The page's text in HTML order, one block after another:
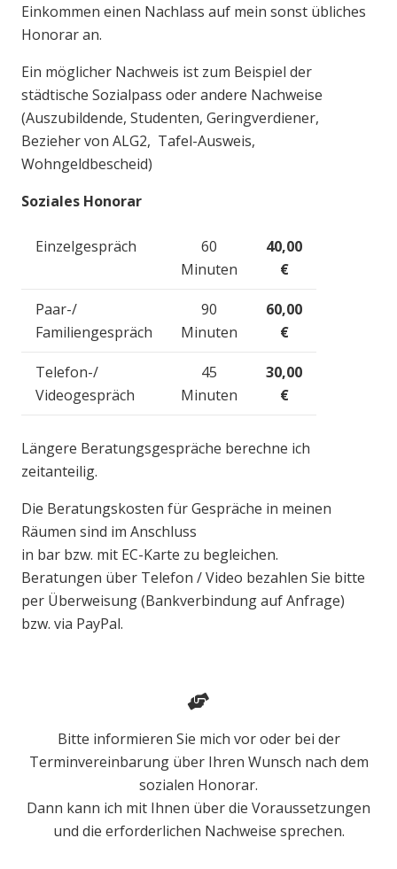
Einkommen einen Nachlass auf mein sonst übliches
Honorar an.
Ein möglicher Nachweis ist zum Beispiel der
städtische Sozialpass oder andere Nachweise
(Auszubildende, Studenten, Geringverdiener,
Bezieher von ALG2, Tafel-Ausweis,
Wohngeldbescheid)
Soziales Honorar
Einzelgespräch
60
Minuten
40,00
€
Paar-/
Familiengespräch
90
Minuten
60,00
€
Telefon-/
Videogespräch
45
Minuten
30,00
€
Längere Beratungsgespräche berechne ich
zeitanteilig.
Die Beratungskosten für Gespräche in meinen
Räumen sind im Anschluss
in bar bzw. mit EC-Karte zu begleichen.
Beratungen über Telefon / Video bezahlen Sie bitte
per Überweisung (Bankverbindung auf Anfrage)
bzw. via PayPal.
Bitte informieren Sie mich vor oder bei der
Terminvereinbarung über Ihren Wunsch nach dem
sozialen Honorar.
Dann kann ich mit Ihnen über die Voraussetzungen
und die erforderlichen Nachweise sprechen.